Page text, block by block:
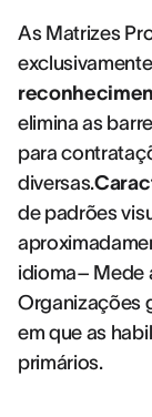
As Matrizes
elimina as
para
diversas.
de padrões
idioma– Mede
Organizações
em que as
primários.